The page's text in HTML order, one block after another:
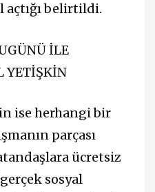
açtığı belirtildi.
İLE
YETİŞKİN
ise herhangi bir
parçası
ücretsiz
sosyal